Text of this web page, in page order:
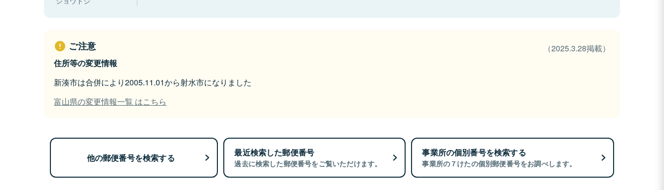
ご注意
（2025.3.28掲載）
住所等の変更情報
新湊市は合併により2005.11.01から射水市になりました
富山県の変更情報一覧 はこちら
他の郵便番号を検索する 最近検索した郵便番号
過去に検索した郵便番号をご覧いただけます。
事業所の個別番号を検索する
事業所の７けたの個別郵便番号をお調べします。